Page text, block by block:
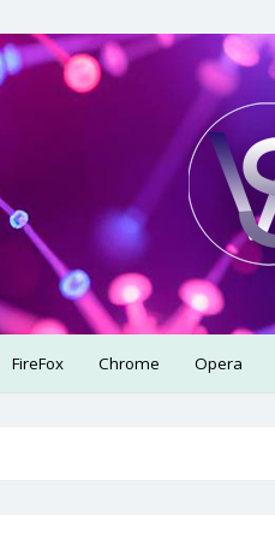
FireFox Chrome Opera